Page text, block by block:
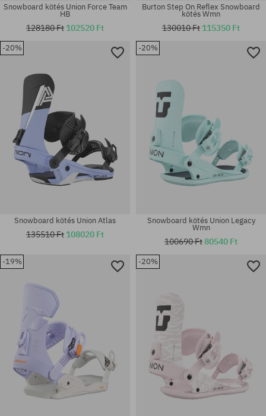
Elérhető méretek:
Elérhető méretek:
Elérhető méretek:
Snowboard kötés Union Force Team
HB
128180 Ft 102520 Ft
Elérhető méretek:
Burton Step On Reflex Snowboard
kötés Wmn
130010 Ft 115350 Ft
-20%
Snowboard kötés Union Atlas
135510 Ft 108020 Ft
-20%
Snowboard kötés Union Legacy
Wmn
100690 Ft80540 Ft
-19% -20%